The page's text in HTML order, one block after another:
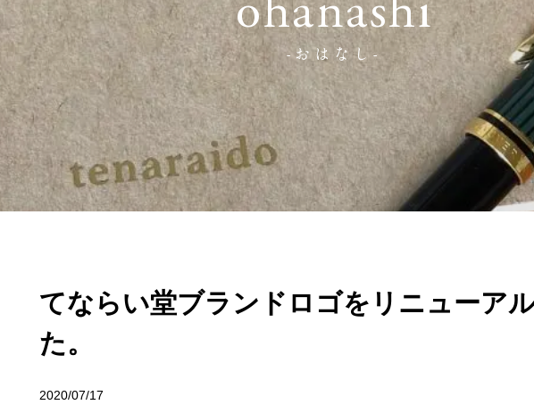
ohanashi
-おはなし-
てならい堂ブランドロゴをリニューア
た。
2020/07/17